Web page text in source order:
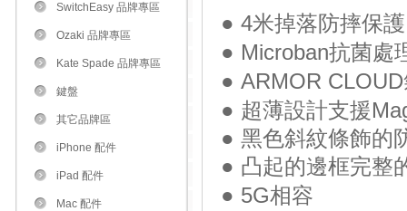
SwitchEasy 品牌專區
Ozaki 品牌專區
Kate Spade 品牌專區
鍵盤
其它品牌區
iPhone 配件
iPad 配件
Mac 配件
● 4米掉落防摔保護
● Microban抗菌處
● ARMOR
● 超薄設計支援
● 黑色斜紋條飾的
● 凸起的邊框完整
● 5G相容